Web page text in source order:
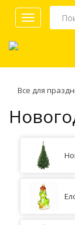
Toggle
navigation
Все для